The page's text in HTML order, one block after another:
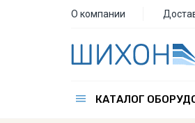
О компании
КАТАЛОГ